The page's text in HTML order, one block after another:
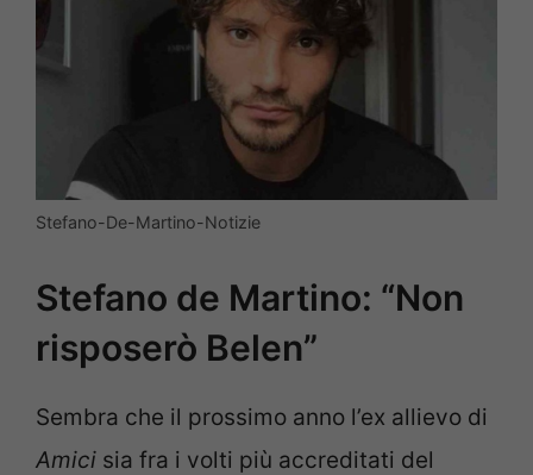
Stefano-De-Martino-Notizie
Stefano de Martino: “Non
risposerò Belen”
Sembra che il prossimo anno l’ex allievo di
Amici sia fra i volti più accreditati del